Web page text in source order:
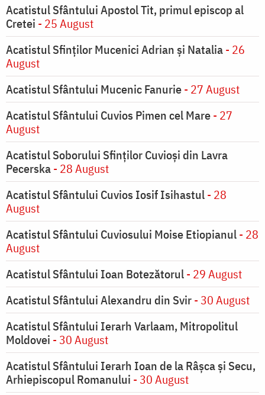
Acatistul Sfântului Apostol Tit, primul episcop al
Cretei - 25 August
Acatistul Sfinților Mucenici Adrian și Natalia- 26
August
Acatistul Sfântului Mucenic Fanurie- 27 August
Acatistul Sfântului Cuvios Pimen cel Mare- 27
August
Acatistul Soborului Sfinților Cuvioși din Lavra
Pecerska- 28 August
Acatistul Sfântului Cuvios Iosif Isihastul- 28
August
Acatistul Sfântului Cuviosului Moise Etiopianul- 28
August
Acatistul Sfântului Ioan Botezătorul- 29 August
Acatistul Sfântului Alexandru din Svir- 30 August
Acatistul Sfântului Ierarh Varlaam, Mitropolitul
Moldovei - 30 August
Acatistul Sfântului Ierarh Ioan de la Râşca şi Secu,
Arhiepiscopul Romanului - 30 August